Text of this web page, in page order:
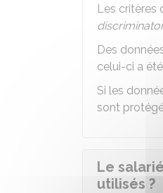
Les critères
Des
celui-ci a
Si les
sont
Le
utilisés ?